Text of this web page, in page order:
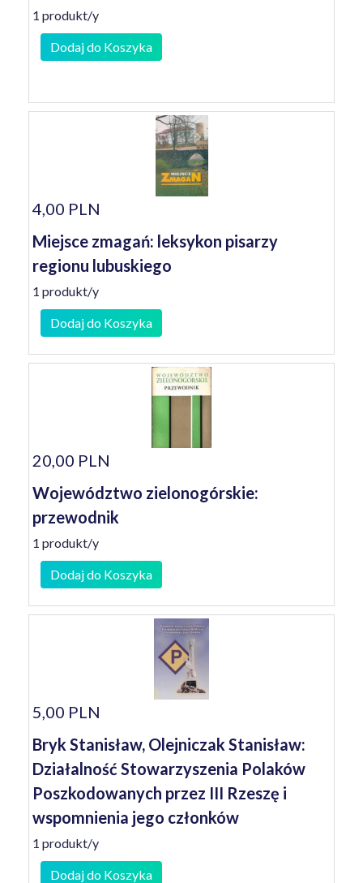
1 produkt/y
Dodaj do Koszyka
4,00 PLN
Miejsce zmagań: leksykon pisarzy
regionu lubuskiego
1 produkt/y
Dodaj do Koszyka
20,00 PLN
Województwo zielonogórskie:
przewodnik
1 produkt/y
Dodaj do Koszyka
5,00 PLN
Bryk Stanisław, Olejniczak Stanisław:
Działalność Stowarzyszenia Polaków
Poszkodowanych przez III Rzeszę i
wspomnienia jego członków
1 produkt/y
Dodaj do Koszyka